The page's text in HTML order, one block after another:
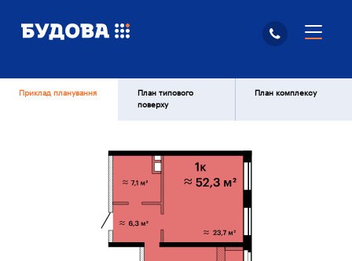
Приклад планування
План типового
поверху
План комплексу